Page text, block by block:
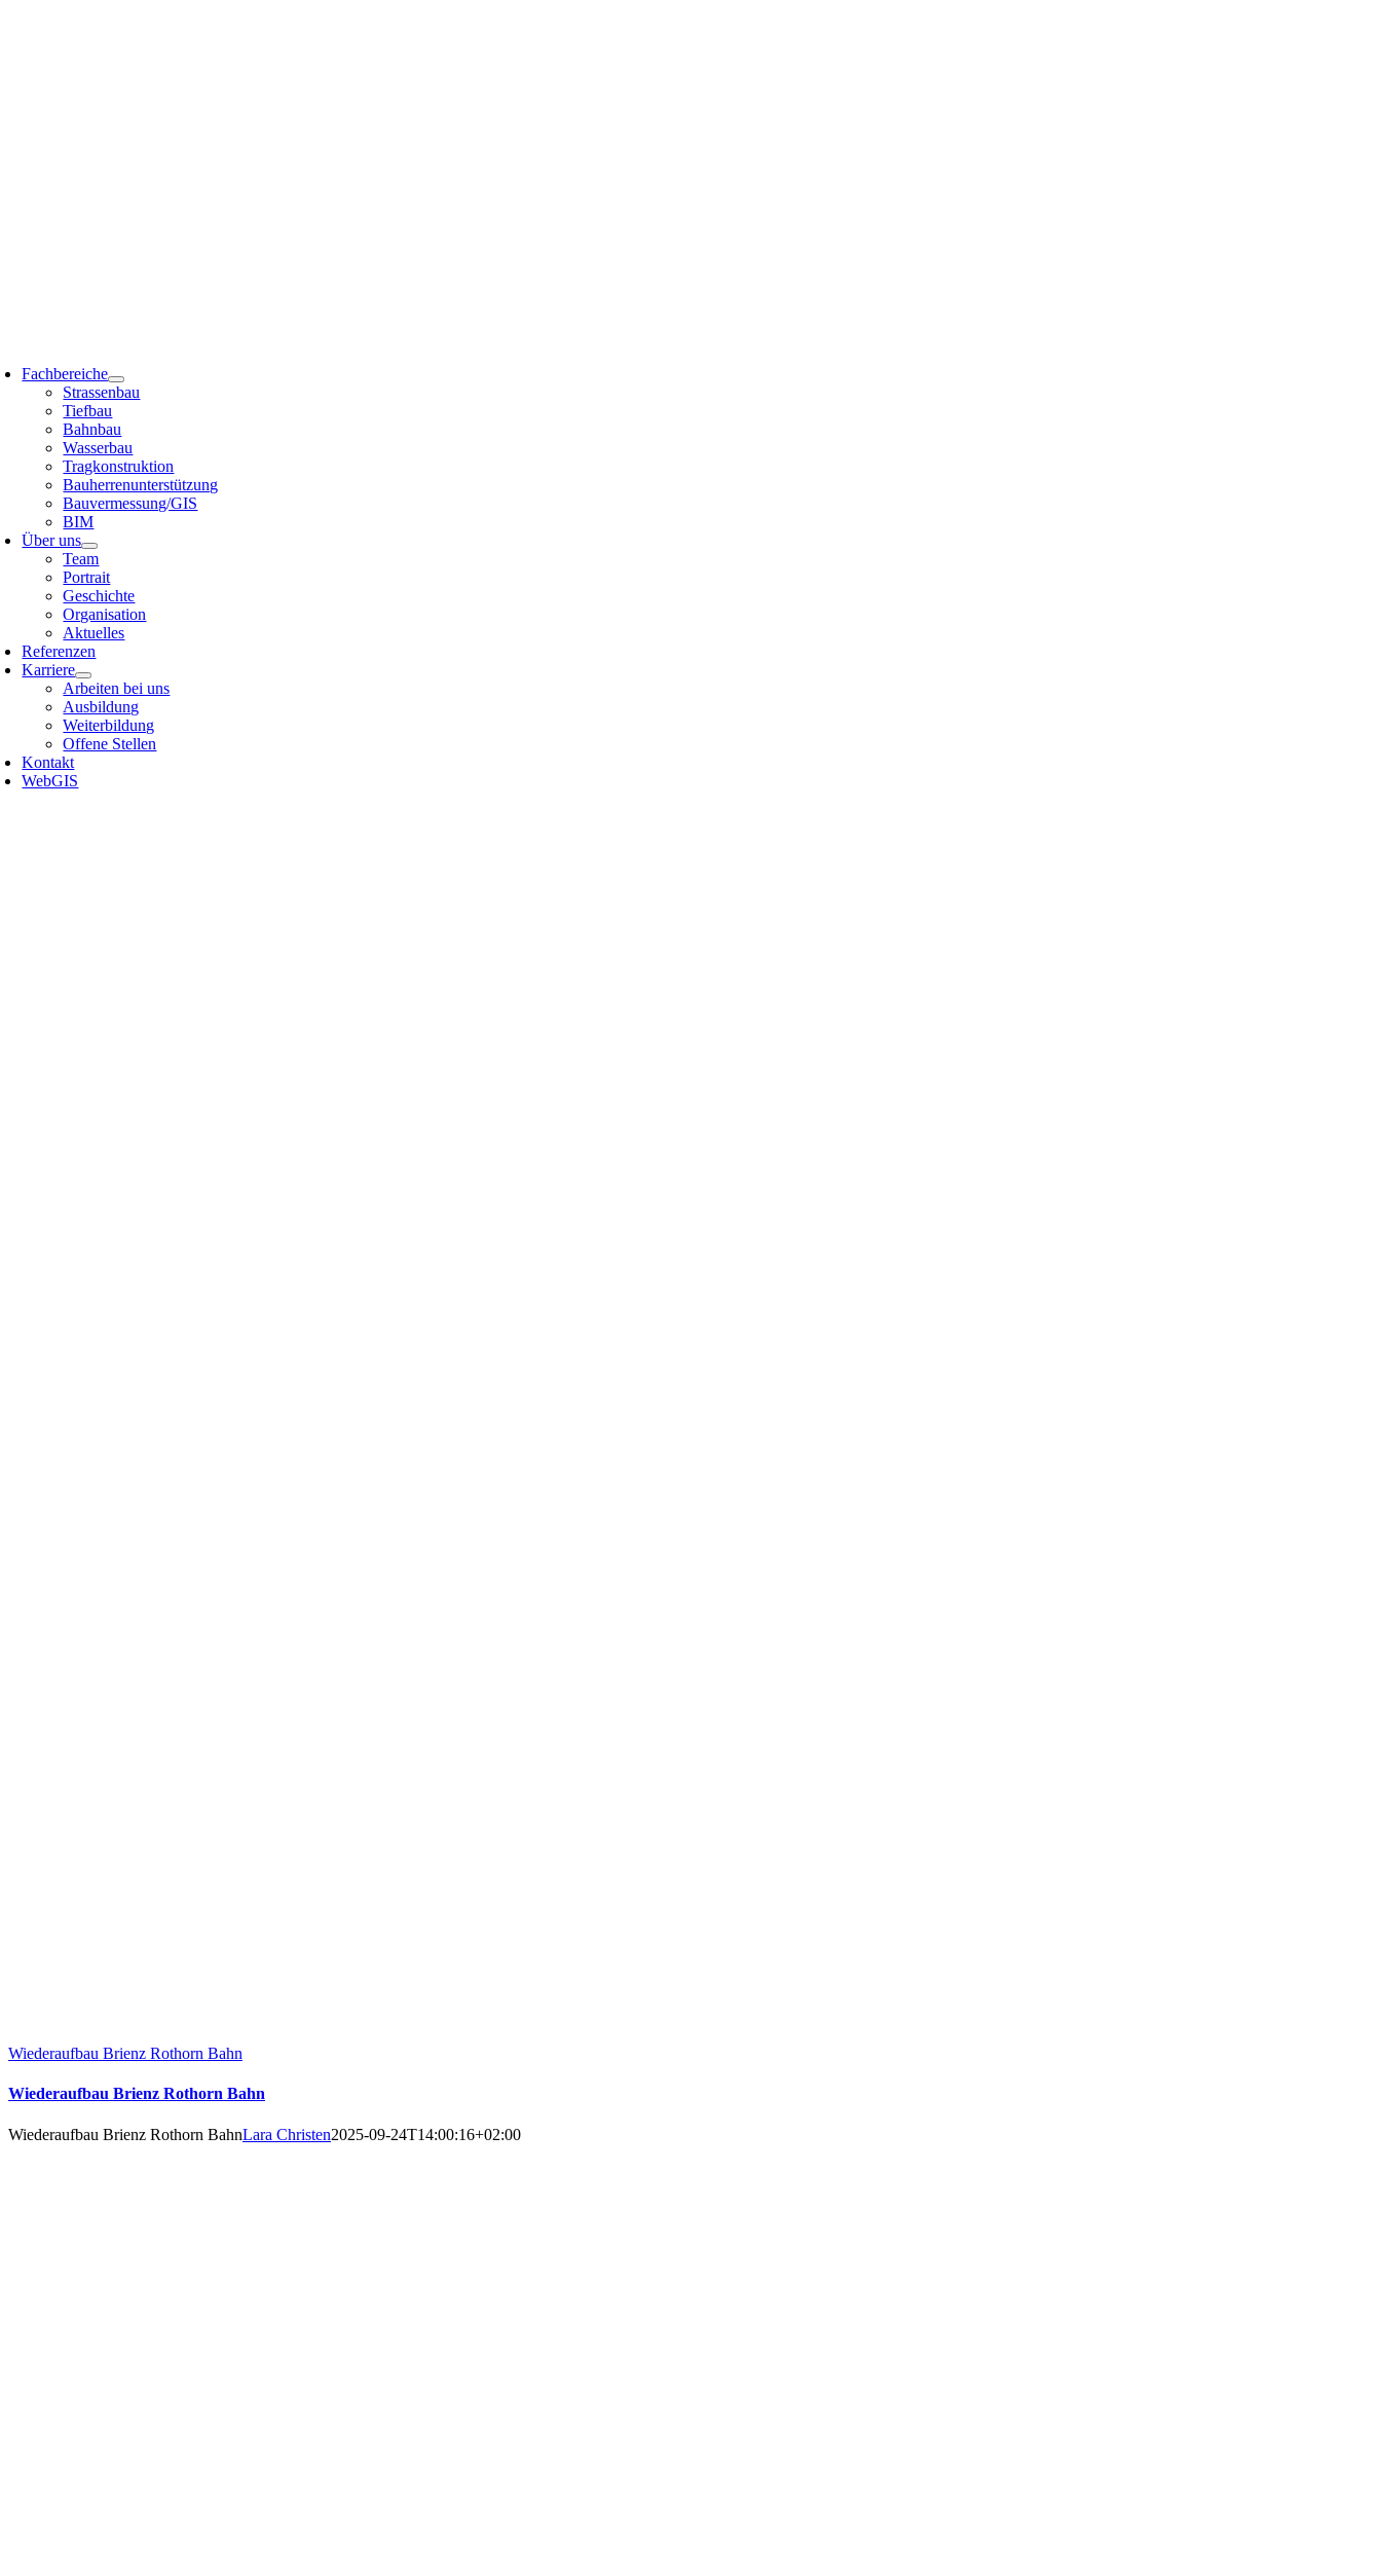
Fachbereiche
Strassenbau
Tiefbau
Bahnbau
Wasserbau
Tragkonstruktion
Bauherrenunterstützung
Bauvermessung/GIS
BIM
Über uns
Team
Portrait
Geschichte
Organisation
Aktuelles
Referenzen
Karriere
Arbeiten bei uns
Ausbildung
Weiterbildung
Offene Stellen
Kontakt
WebGIS
Wiederaufbau Brienz Rothorn Bahn
Wiederaufbau Brienz Rothorn Bahn
Wiederaufbau Brienz Rothorn BahnLara Christen2025-09-24T14:00:16+02:00